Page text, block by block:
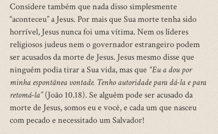
Considere também que nada disso simplesmente
“aconteceu” a Jesus. Por mais que Sua morte tenha sido
horrível, Jesus nunca foi uma vítima. Nem os líderes
religiosos judeus nem o governador estrangeiro podem
ser acusados da morte de Jesus. Jesus mesmo disse que
ninguém podia tirar a Sua vida, mas que “Eu a dou por
minha espontânea vontade. Tenho autoridade para dá-la e para
retomá-la”(João 10.18). Se alguém pode ser acusado da
morte de Jesus, somos eu e você, e cada um que nasceu
com pecado e necessitado um Salvador!